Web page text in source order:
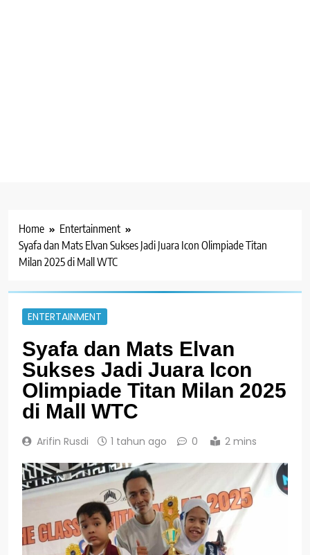
Home
Entertainment
Syafa dan Mats Elvan Sukses Jadi Juara Icon Olimpiade Titan
Milan 2025 di Mall WTC
ENTERTAINMENT
Syafa dan Mats Elvan
Sukses Jadi Juara Icon
Olimpiade Titan Milan 2025
di Mall WTC
Arifin Rusdi 1 tahun ago 0 2 mins